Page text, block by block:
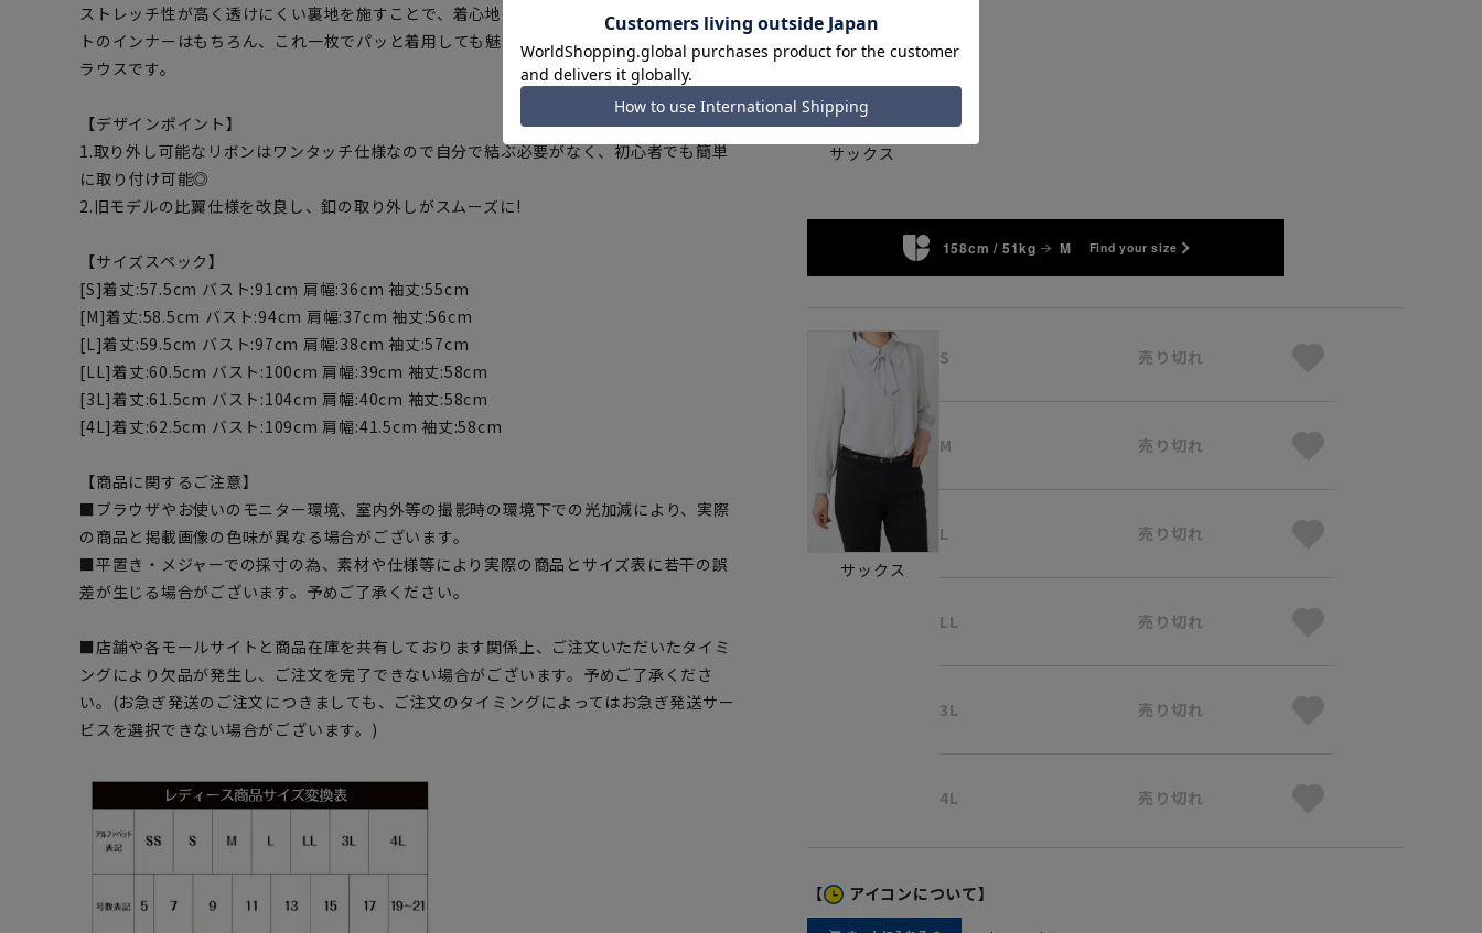
ストレッチ性が高く透けにくい裏地を施すことで、着心地にもこだわりました。ジャケッ
トのインナーはもちろん、これ一枚でパッと着用しても魅力的な、汎用性の高いソフトブ
ラウスです。
【デザインポイント】
1.取り外し可能なリボンはワンタッチ仕様なので自分で結ぶ必要がなく、初心者でも簡単
に取り付け可能◎
2.旧モデルの比翼仕様を改良し、釦の取り外しがスムーズに!
【サイズスペック】
[S]着丈:57.5cm バスト:91cm 肩幅:36cm 袖丈:55cm
[M]着丈:58.5cm バスト:94cm 肩幅:37cm 袖丈:56cm
[L]着丈:59.5cm バスト:97cm 肩幅:38cm 袖丈:57cm
[LL]着丈:60.5cm バスト:100cm 肩幅:39cm 袖丈:58cm
[3L]着丈:61.5cm バスト:104cm 肩幅:40cm 袖丈:58cm
[4L]着丈:62.5cm バスト:109cm 肩幅:41.5cm 袖丈:58cm
【商品に関するご注意】
■ブラウザやお使いのモニター環境、室内外等の撮影時の環境下での光加減により、実際
の商品と掲載画像の色味が異なる場合がございます。
■平置き・メジャーでの採寸の為、素材や仕様等により実際の商品とサイズ表に若干の誤
差が生じる場合がございます。予めご了承ください。
■店舗や各モールサイトと商品在庫を共有しております関係上、ご注文いただいたタイミ
ングにより欠品が発生し、ご注文を完了できない場合がございます。予めご了承くださ
い。(お急ぎ発送のご注文につきましても、ご注文のタイミングによってはお急ぎ発送サー
ビスを選択できない場合がございます。)
サックス
158cm / 51kg M Find your size
サックス
S 売り切れ
M 売り切れ
L 売り切れ
LL 売り切れ
3L 売り切れ
4L 売り切れ
【 アイコンについて】